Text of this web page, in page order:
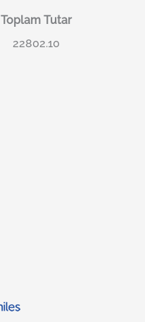
Toplam Tutar
22802.10